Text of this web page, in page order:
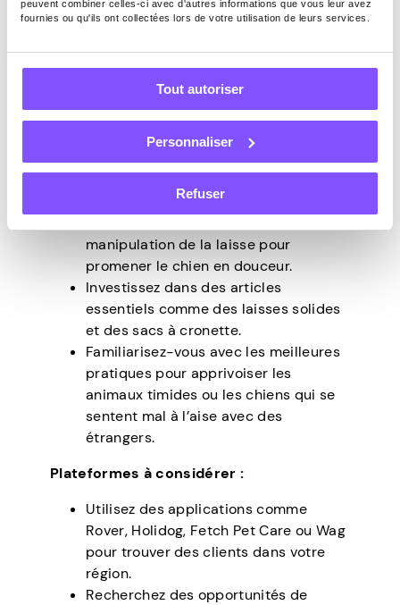
peuvent combiner celles-ci avec d'autres informations que vous leur avez
fournies ou qu'ils ont collectées lors de votre utilisation de leurs services.
Tout autoriser
Personnaliser
Refuser
promenade de chiens
Transformez votre amour pour les chiens en
une activité secondaire rentable, même si
vous n’avez pas de chien.
Commencer:
En savoir plus sur le comportement
manipulation de la laisse pour
promener le chien en douceur.
Investissez dans des articles
essentiels comme des laisses solides
et des sacs à cronette.
Familiarisez-vous avec les meilleures
pratiques pour apprivoiser les
animaux timides ou les chiens qui se
sentent mal à l’aise avec des
étrangers.
Plateformes à considérer :
Utilisez des applications comme
Rover, Holidog, Fetch Pet Care ou Wag
pour trouver des clients dans votre
région.
Recherchez des opportunités de